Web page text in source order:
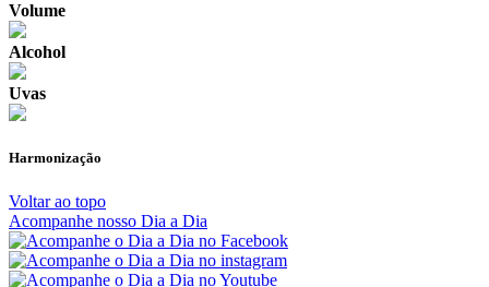
Volume
Alcohol
Uvas
Harmonização
Voltar ao topo
Acompanhe nosso Dia a Dia